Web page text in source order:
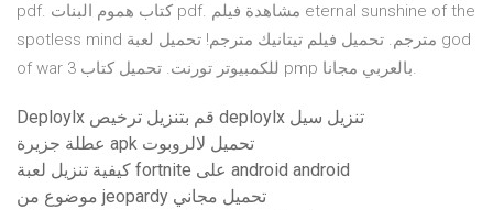
pdf. كتاب هموم البنات pdf. مشاهدة فيلم eternal sunshine of the
spotless mind مترجم. تحميل فيلم تيتانيك مترجم! تحميل لعبة god
of war 3 للكمبيوتر تورنت. تحميل كتاب pmp بالعربي مجانا.
Deploylx قم بتنزيل ترخيص deploylx تنزيل سيل
عطلة جزيرة apk تحميل لالروبوت
كيفية تنزيل لعبة fortnite على android android
موضوع من jeopardy تحميل مجاني